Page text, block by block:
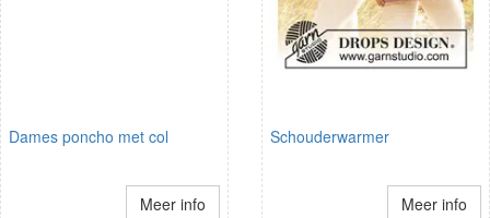
Dames poncho met col
Meer info
Schouderwarmer
Meer info